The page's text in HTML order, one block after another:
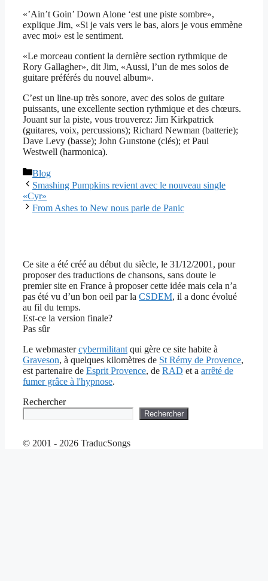
«’Ain’t Goin’ Down Alone ‘est une piste sombre»,
explique Jim, «Si je vais vers le bas, alors je vous emmène
avec moi» est le sentiment.
«Le morceau contient la dernière section rythmique de
Rory Gallagher», dit Jim, «Aussi, l’un de mes solos de
guitare préférés du nouvel album».
C’est un line-up très sonore, avec des solos de guitare
puissants, une excellente section rythmique et des chœurs.
Jouant sur la piste, vous trouverez: Jim Kirkpatrick
(guitares, voix, percussions); Richard Newman (batterie);
Dave Levy (basse); John Gunstone (clés); et Paul
Westwell (harmonica).
Catégories
Blog
Smashing Pumpkins revient avec le nouveau single
«Cyr»
From Ashes to New nous parle de Panic
Ce site a été créé au début du siècle, le 31/12/2001, pour
proposer des traductions de chansons, sans doute le
premier site en France à proposer cette idée mais cela n’a
pas été vu d’un bon oeil par la CSDEM, il a donc évolué
au fil du temps.
Est-ce la version finale?
Pas sûr
Le webmastercybermilitant qui gère ce site habite à
Graveson, à quelques kilomètres de St Rémy de Provence,
est partenaire de Esprit Provence, de RAD et a arrêté de
fumer grâce à l'hypnose.
Rechercher
Rechercher
© 2001 - 2026 TraducSongs